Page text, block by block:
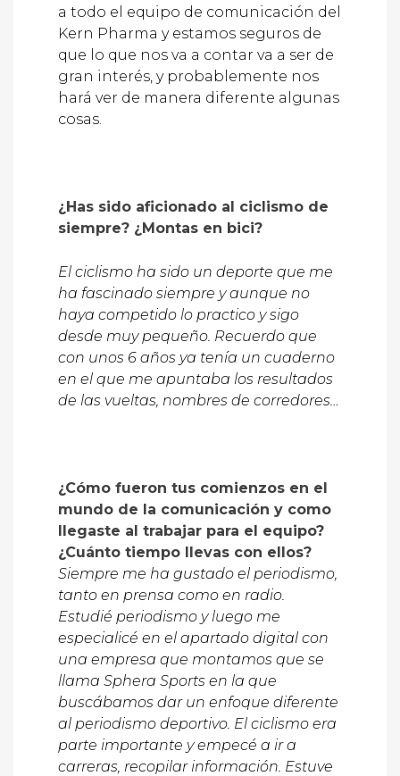
a todo el equipo de comunicación del
Kern Pharma y estamos seguros de
que lo que nos va a contar va a ser de
gran interés, y probablemente nos
hará ver de manera diferente algunas
cosas.
¿Has sido aficionado al ciclismo de
siempre? ¿Montas en bici?
El ciclismo ha sido un deporte que me
ha fascinado siempre y aunque no
haya competido lo practico y sigo
desde muy pequeño. Recuerdo que
con unos 6 años ya tenía un cuaderno
en el que me apuntaba los resultados
de las vueltas, nombres de corredores…
¿Cómo fueron tus comienzos en el
mundo de la comunicación y como
llegaste al trabajar para el equipo?
¿Cuánto tiempo llevas con ellos?
Siempre me ha gustado el periodismo,
tanto en prensa como en radio.
Estudié periodismo y luego me
especialicé en el apartado digital con
una empresa que montamos que se
llama Sphera Sports en la que
buscábamos dar un enfoque diferente
al periodismo deportivo. El ciclismo era
parte importante y empecé a ir a
carreras, recopilar información. Estuve